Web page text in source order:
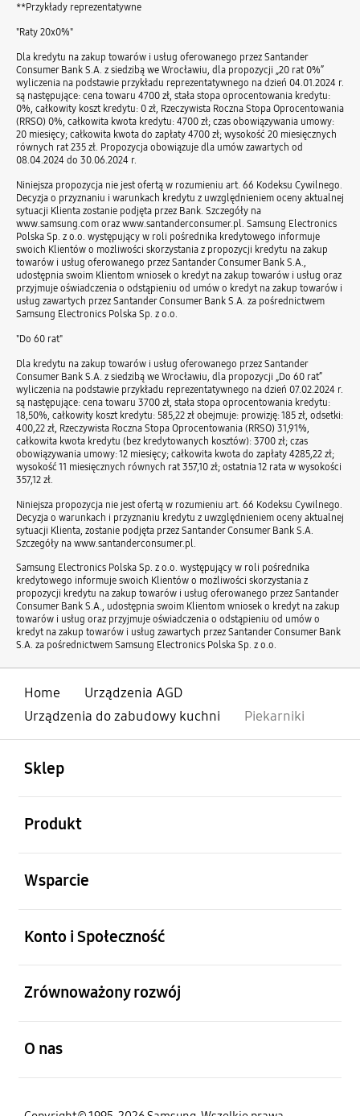
**Przykłady reprezentatywne
"Raty 20x0%"
Dla kredytu na zakup towarów i usług oferowanego przez Santander
Consumer Bank S.A. z siedzibą we Wrocławiu, dla propozycji „20 rat 0%”
wyliczenia na podstawie przykładu reprezentatywnego na dzień 04.01.2024 r.
są następujące: cena towaru 4700 zł, stała stopa oprocentowania kredytu:
0%, całkowity koszt kredytu: 0 zł, Rzeczywista Roczna Stopa Oprocentowania
(RRSO) 0%, całkowita kwota kredytu: 4700 zł; czas obowiązywania umowy:
20 miesięcy; całkowita kwota do zapłaty 4700 zł; wysokość 20 miesięcznych
równych rat 235 zł. Propozycja obowiązuje dla umów zawartych od
08.04.2024 do 30.06.2024 r.
Niniejsza propozycja nie jest ofertą w rozumieniu art. 66 Kodeksu Cywilnego.
Decyzja o przyznaniu i warunkach kredytu z uwzględnieniem oceny aktualnej
sytuacji Klienta zostanie podjęta przez Bank. Szczegóły na
www.samsung.com oraz www.santanderconsumer.pl. Samsung Electronics
Polska Sp. z o.o. występujący w roli pośrednika kredytowego informuje
swoich Klientów o możliwości skorzystania z propozycji kredytu na zakup
towarów i usług oferowanego przez Santander Consumer Bank S.A.,
udostępnia swoim Klientom wniosek o kredyt na zakup towarów i usług oraz
przyjmuje oświadczenia o odstąpieniu od umów o kredyt na zakup towarów i
usług zawartych przez Santander Consumer Bank S.A. za pośrednictwem
Samsung Electronics Polska Sp. z o.o.
"Do 60 rat"
Dla kredytu na zakup towarów i usług oferowanego przez Santander
Consumer Bank S.A. z siedzibą we Wrocławiu, dla propozycji „Do 60 rat”
wyliczenia na podstawie przykładu reprezentatywnego na dzień 07.02.2024 r.
są następujące: cena towaru 3700 zł, stała stopa oprocentowania kredytu:
18,50%, całkowity koszt kredytu: 585,22 zł obejmuje: prowizję: 185 zł, odsetki:
400,22 zł, Rzeczywista Roczna Stopa Oprocentowania (RRSO) 31,91%,
całkowita kwota kredytu (bez kredytowanych kosztów): 3700 zł; czas
obowiązywania umowy: 12 miesięcy; całkowita kwota do zapłaty 4285,22 zł;
wysokość 11 miesięcznych równych rat 357,10 zł; ostatnia 12 rata w wysokości
357,12 zł.
Niniejsza propozycja nie jest ofertą w rozumieniu art. 66 Kodeksu Cywilnego.
Decyzja o warunkach i przyznaniu kredytu z uwzględnieniem oceny aktualnej
sytuacji Klienta, zostanie podjęta przez Santander Consumer Bank S.A.
Szczegóły na www.santanderconsumer.pl.
Samsung Electronics Polska Sp. z o.o. występujący w roli pośrednika
kredytowego informuje swoich Klientów o możliwości skorzystania z
propozycji kredytu na zakup towarów i usług oferowanego przez Santander
Consumer Bank S.A., udostępnia swoim Klientom wniosek o kredyt na zakup
towarów i usług oraz przyjmuje oświadczenia o odstąpieniu od umów o
kredyt na zakup towarów i usług zawartych przez Santander Consumer Bank
S.A. za pośrednictwem Samsung Electronics Polska Sp. z o.o.
Home
Urządzenia AGD
Urządzenia do zabudowy kuchni
Piekarniki
Sklep
Produkt
Wsparcie
Konto i Społeczność
Zrównoważony rozwój
O nas